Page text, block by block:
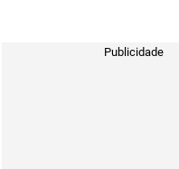
Publicidade